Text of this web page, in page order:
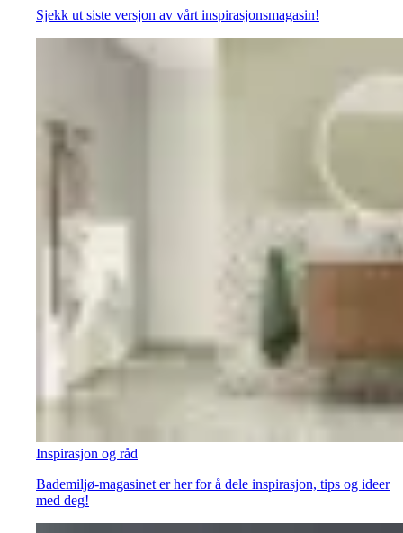
Sjekk ut siste versjon av vårt inspirasjonsmagasin!
Inspirasjon og råd
Bademiljø-magasinet er her for å dele inspirasjon, tips og ideer
med deg!